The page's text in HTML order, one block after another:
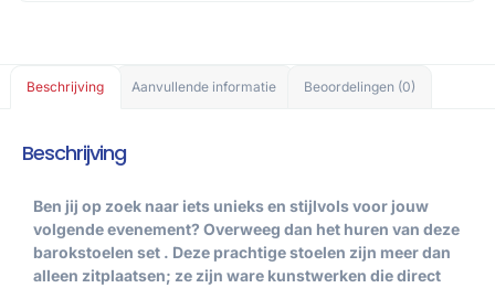
Beschrijving Aanvullende informatie Beoordelingen (0)
Beschrijving
Ben jij op zoek naar iets unieks en stijlvols voor jouw
volgende evenement? Overweeg dan het huren van deze
barokstoelen set . Deze prachtige stoelen zijn meer dan
alleen zitplaatsen; ze zijn ware kunstwerken die direct